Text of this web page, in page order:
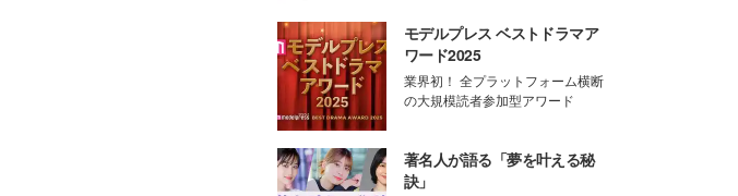
モデルプレス ベストドラマア
ワード2025
業界初！ 全プラットフォーム横断
の大規模読者参加型アワード
著名人が語る「夢を叶える秘
訣」